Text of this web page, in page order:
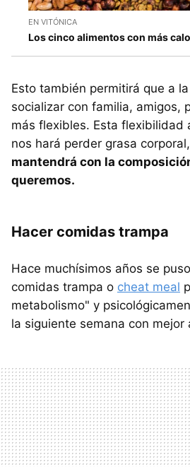
EN VITÓNICA
Los cinco alimentos con más
Esto también permitirá que a
socializar con familia, amigos,
más flexibles. Esta flexibilidad
nos hará perder grasa
mantendrá con la
queremos.
Hacer comidas trampa
Hace muchísimos años se
comidas trampa o cheat meal
metabolismo" y
la siguiente semana con mejor